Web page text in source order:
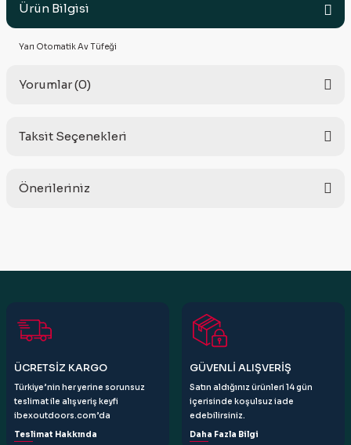
Ürün Bilgisi
Yarı Otomatik Av Tüfeği
Yorumlar (0)
Taksit Seçenekleri
Önerileriniz
Görüş ve önerileriniz için teşekkür ederiz.
Ürün resmi kalitesiz, bozuk veya görüntülenemiyor.
Ürün açıklamasında eksik bilgiler bulunuyor.
Bu ürüne benzer farklı alternatifler olmalı.
ÜCRETSİZ KARGO
Türkiye’nin her yerine sorunsuz
teslimat ile alışveriş keyfi
ibexoutdoors.com’da
Teslimat Hakkında
GÜVENLİ ALIŞVERİŞ
Satın aldığınız ürünleri 14 gün
içerisinde koşulsuz iade
edebilirsiniz.
Daha Fazla Bilgi